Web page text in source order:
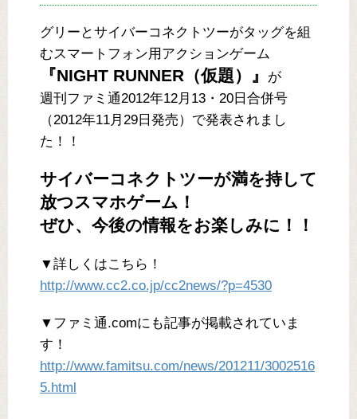
グリーとサイバーコネクトツーがタッグを組
むスマートフォン用アクションゲーム
『NIGHT RUNNER（仮題）』
が
週刊ファミ通2012年12月13・20日合併号
（2012年11月29日発売）で発表されまし
た！！
サイバーコネクトツーが満を持して
放つスマホゲーム！
ぜひ、今後の情報をお楽しみに！！
▼詳しくはこちら！
http://www.cc2.co.jp/cc2news/?p=4530
▼ファミ通.comにも記事が掲載されていま
す！
http://www.famitsu.com/news/201211/3002516
5.html